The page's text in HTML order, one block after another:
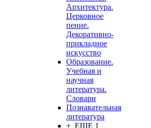
Архитектура.
Церковное
пение.
Декоративно-
прикладное
искусство
Образование.
Учебная и
научная
литература.
Словари
Познавательная
литература
+ ЕЩЕ 1